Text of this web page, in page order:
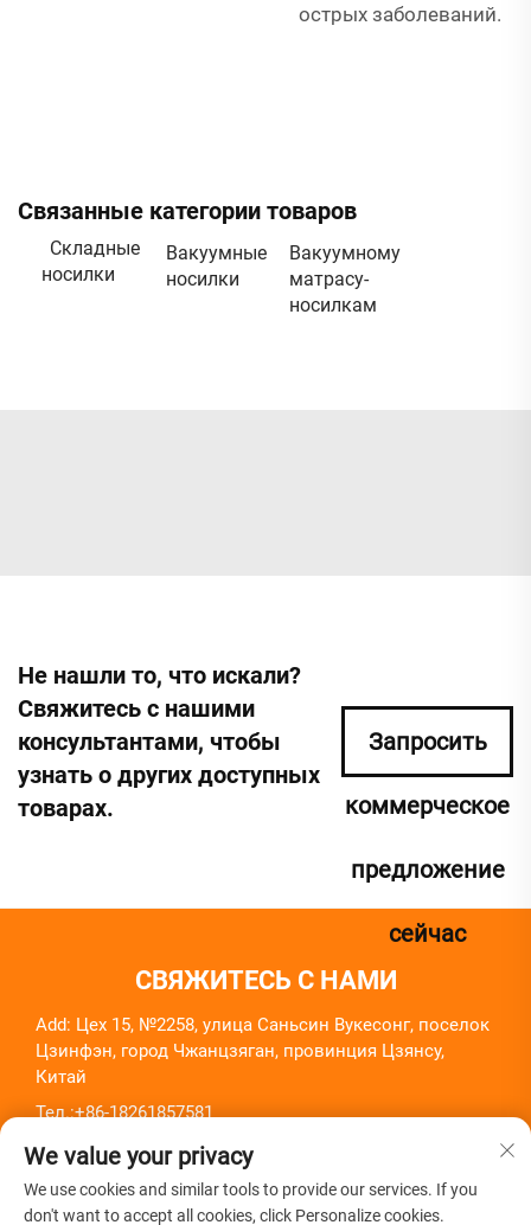
острых заболеваний.
Связанные категории товаров
Складные
носилки
Вакуумные
носилки
Вакуумному
матрасу-
носилкам
Не нашли то, что искали?
Свяжитесь с нашими
консультантами, чтобы
узнать о других доступных
товарах.
Запросить
коммерческое
предложение
сейчас
СВЯЖИТЕСЬ С НАМИ
Add: Цех 15, №2258, улица Саньсин Вукесонг, поселок
Цзинфэн, город Чжанцзяган, провинция Цзянсу,
Китай
Тел.:+86-18261857581
Эл. почта: [email protected]
We value your privacy
We use cookies and similar tools to provide our services. If you
don't want to accept all cookies, click Personalize cookies.